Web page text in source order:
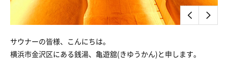
サウナーの皆様、こんにちは。
横浜市金沢区にある銭湯、亀遊舘(きゆうかん)と申します。